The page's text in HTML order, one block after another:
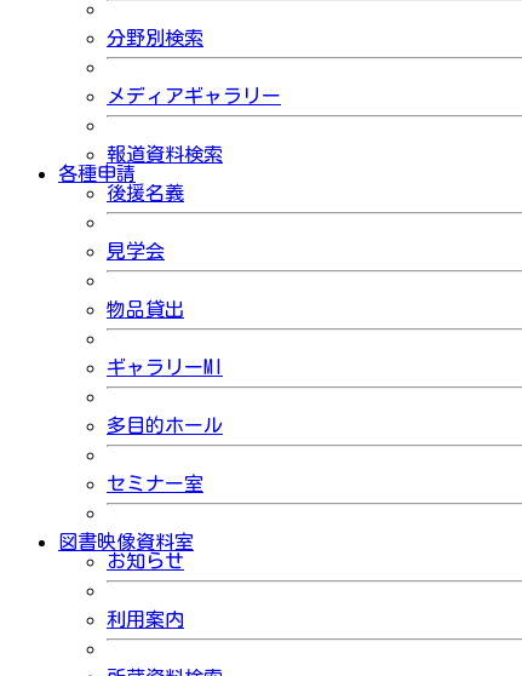
分野別検索
メディアギャラリー
報道資料検索
各種申請
後援名義
見学会
物品貸出
ギャラリーMI
多目的ホール
セミナー室
図書映像資料室
お知らせ
利用案内